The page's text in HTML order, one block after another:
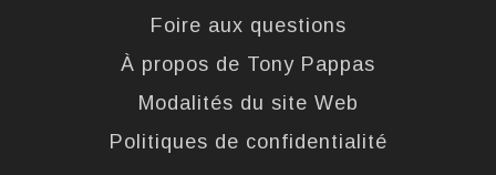
Foire aux questions
À propos de Tony Pappas
Modalités du site Web
Politiques de confidentialité